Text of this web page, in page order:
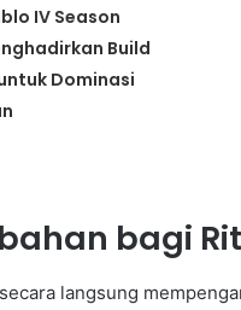
IV Season
Build
Dominasi
bagi
langsung